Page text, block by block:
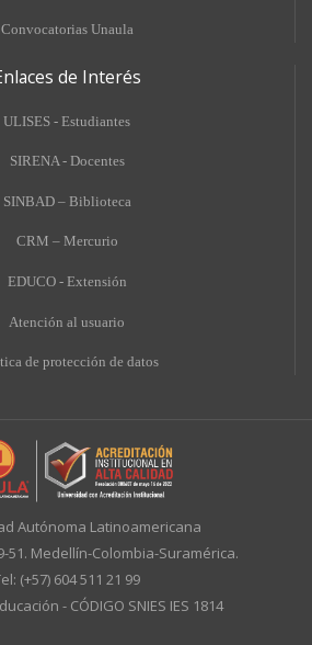
Convocatorias Unaula
de Interés
ULISES - Estudiantes
SIRENA - Docentes
SINBAD – Biblioteca
CRM – Mercurio
EDUCO - Extensión
Atención al usuario
de protección de datos
Autónoma Latinoamericana
51. Medellín-Colombia-Suramérica.
(+57) 604 511 21 99
- CÓDIGO SNIES IES 1814